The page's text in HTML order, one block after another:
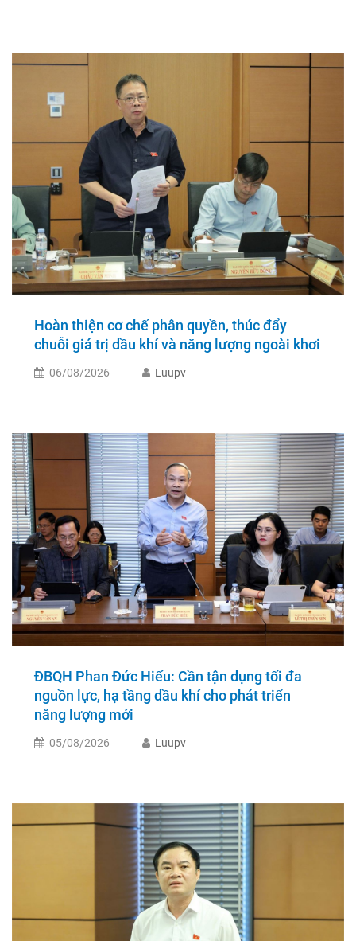
Hoàn thiện cơ chế phân quyền, thúc đẩy
chuỗi giá trị dầu khí và năng lượng ngoài khơi
06/08/2026 Luupv
ĐBQH Phan Đức Hiếu: Cần tận dụng tối đa
nguồn lực, hạ tầng dầu khí cho phát triển
năng lượng mới
05/08/2026 Luupv